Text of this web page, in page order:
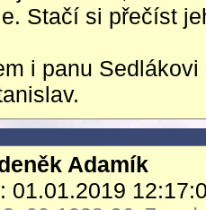
Stačí si přečíst
i panu
Adamík
01.01.2019